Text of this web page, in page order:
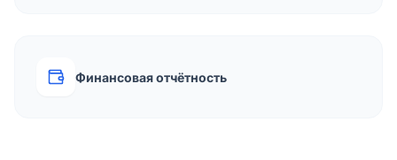
Финансовая отчётность